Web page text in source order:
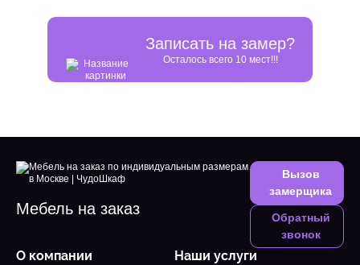
Записать на замер?
Осталось всего 10 мест!!!
Мебель на заказ
Вызов
замерщика
Обратный
звонок
О компании Наши услуги